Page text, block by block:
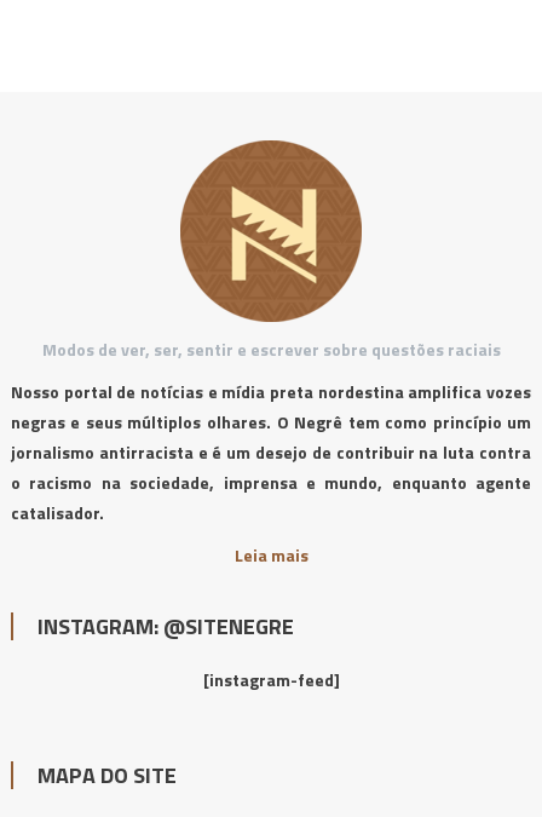
Modos de ver, ser, sentir e escrever sobre questões raciais
Nosso portal de notícias e mídia preta nordestina amplifica vozes
negras e seus múltiplos olhares. O Negrê tem como princípio um
jornalismo antirracista e é um desejo de contribuir na luta contra
o racismo na sociedade, imprensa e mundo, enquanto agente
catalisador.
Leia mais
INSTAGRAM: @SITENEGRE
[instagram-feed]
MAPA DO SITE